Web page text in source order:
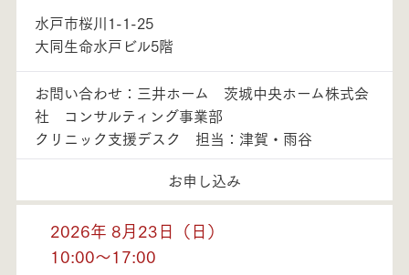
水戸市桜川1-1-25
大同生命水戸ビル5階
お問い合わせ：三井ホーム 茨城中央ホーム株式会
社 コンサルティング事業部
クリニック支援デスク 担当：津賀・雨谷
お申し込み
2026年 8月23日（日）
10:00～17:00